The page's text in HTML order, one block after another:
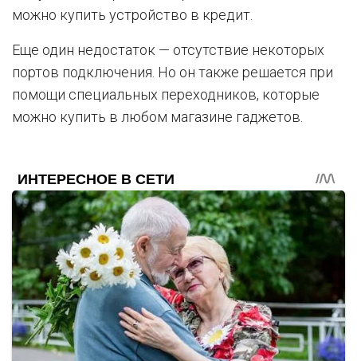
можно купить устройство в кредит.
Еще один недостаток — отсутствие некоторых
портов подключения. Но он также решается при
помощи специальных переходников, которые
можно купить в любом магазине гаджетов.